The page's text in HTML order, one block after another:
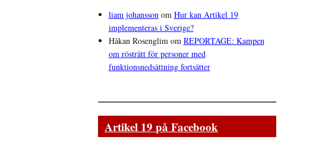
liam johanssonom Hur kan Artikel 19
implementeras i Sverige?
Håkan Rosenglimom REPORTAGE: Kampen
om rösträtt för personer med
funktionsnedsättning fortsätter
Artikel 19 på Facebook